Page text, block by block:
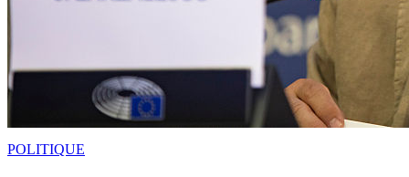
POLITIQUE